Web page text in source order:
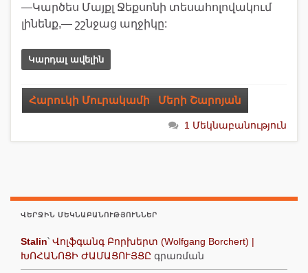
—Կարծես Մայքլ Ջեքսոնի տեսահոլովակում
լինենք,— շշնջաց աղջիկը:
Կարդալ ավելին
Հարուկի Մուրակամի Մերի Շարոյան
1 Մեկնաբանություն
ՎԵՐՋԻՆ ՄԵԿՆԱԲԱՆՈՒԹՅՈՒՆՆԵՐ
Stalin՝ Վոլֆգանգ Բորխերտ (Wolfgang Borchert) |
ԽՈՀԱՆՈՑԻ ԺԱՄԱՑՈՒՅՑԸ գրառման